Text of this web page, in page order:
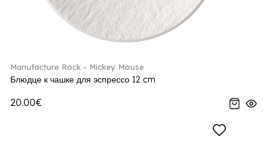
Manufacture Rock - Mickey Mouse
Блюдце к чашке для эспрессо 12 cm
20.00€